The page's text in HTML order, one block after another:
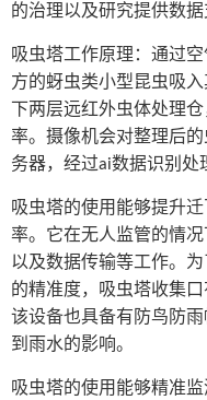
的治理以及研究提供数据
吸虫塔工作原理：通过
方的蚜虫类小型昆虫吸
下两层远红外虫体处理
率。摄像机会对整理后
务器，经过ai数据识别处
吸虫塔的使用能够提升
率。它在无人监管的情
以及数据传输等工作。
的精准度，吸虫塔收集
该设备也具备有防鸟防
到雨水的影响。
吸虫塔的使用能够精准